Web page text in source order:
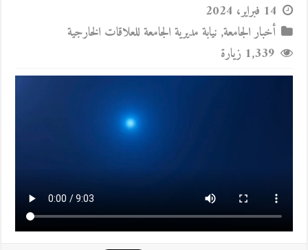
14 فبراير، 2024
أخبار الجامعة, نيابة مديرية الجامعة للعلاقات الخارجية
1,339 زيارة